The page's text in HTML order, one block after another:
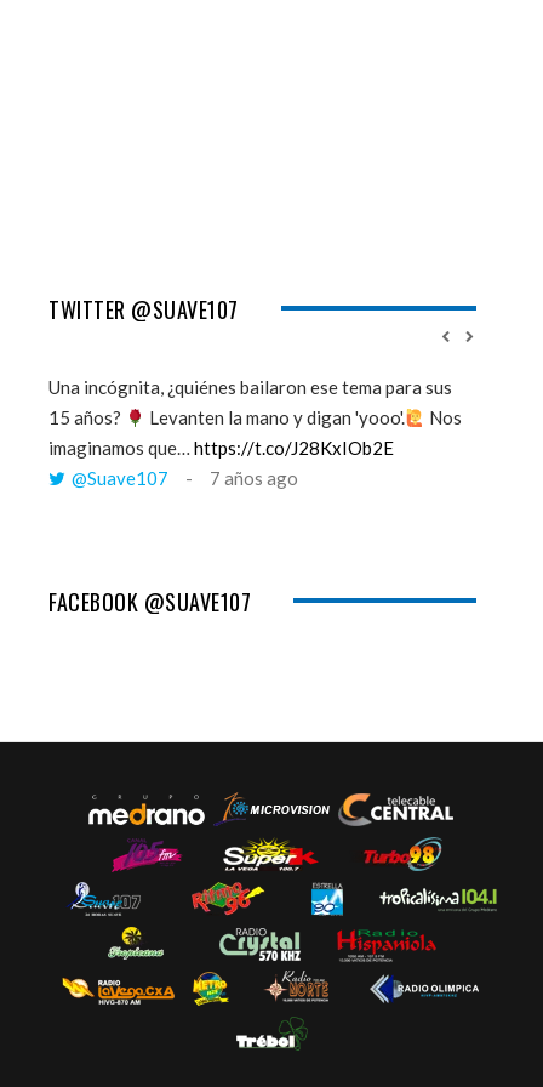
TWITTER @SUAVE107
Una incógnita, ¿quiénes bailaron ese tema para sus
15 años?
Levanten la mano y digan 'yooo'.
Nos
imaginamos que… https://t.co/J28KxIOb2E
@Suave107
7 años ago
FACEBOOK @SUAVE107